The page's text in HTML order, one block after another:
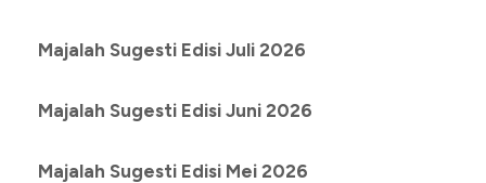
Majalah Sugesti Edisi Juli 2026
Majalah Sugesti Edisi Juni 2026
Majalah Sugesti Edisi Mei 2026